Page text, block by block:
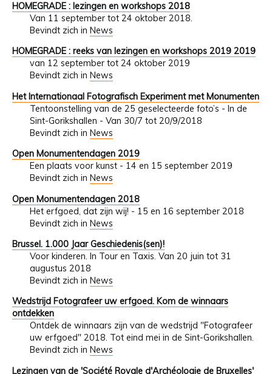
HOMEGRADE : lezingen en workshops 2018
Van 11 september tot 24 oktober 2018.
Bevindt zich in News
HOMEGRADE : reeks van lezingen en workshops 2019 2019
van 12 september tot 24 oktober 2019
Bevindt zich in News
Het Internationaal Fotografisch Experiment met Monumenten
Tentoonstelling van de 25 geselecteerde foto’s - In de
Sint-Gorikshallen - Van 30/7 tot 20/9/2018
Bevindt zich in News
Open Monumentendagen 2019
Een plaats voor kunst - 14 en 15 september 2019
Bevindt zich in News
Open Monumentendagen 2018
Het erfgoed, dat zijn wij! - 15 en 16 september 2018
Bevindt zich in News
Brussel. 1.000 Jaar Geschiedenis(sen)!
Voor kinderen. In Tour en Taxis. Van 20 juin tot 31
augustus 2018
Bevindt zich in News
Wedstrijd Fotografeer uw erfgoed. Kom de winnaars
ontdekken
Ontdek de winnaars zijn van de wedstrijd "Fotografeer
uw erfgoed" 2018. Tot eind mei in de Sint-Gorikshallen.
Bevindt zich in News
Lezingen van de 'Société Royale d'Archéologie de Bruxelles'